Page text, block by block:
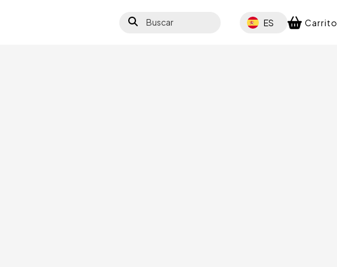
Buscar Select your language
ES Carrito